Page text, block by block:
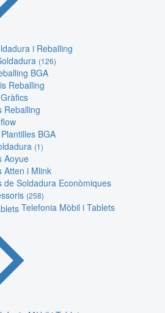
i Reballing
(126)
BGA
Reballing
Reballing
BGA
(1)
Aoyue
Atten i Mlink
de Soldadura Econòmiques
(258)
Telefonia Mòbil i Tablets